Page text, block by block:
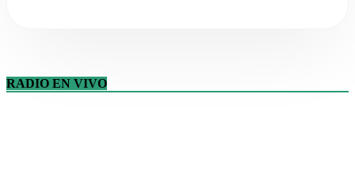
RADIO EN VIVO